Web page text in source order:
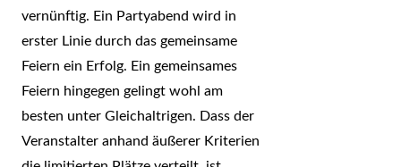
vernünftig. Ein Partyabend wird in
erster Linie durch das gemeinsame
Feiern ein Erfolg. Ein gemeinsames
Feiern hingegen gelingt wohl am
besten unter Gleichaltrigen. Dass der
Veranstalter anhand äußerer Kriterien